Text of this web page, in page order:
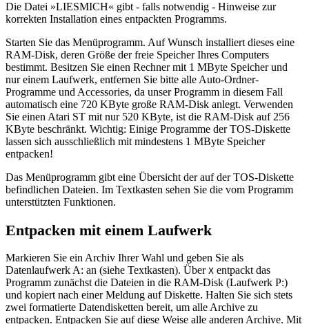
Die Datei »LIESMICH« gibt - falls notwendig - Hinweise zur
korrekten Installation eines entpackten Programms.
Starten Sie das Menüprogramm. Auf Wunsch installiert dieses eine
RAM-Disk, deren Größe der freie Speicher Ihres Computers
bestimmt. Besitzen Sie einen Rechner mit 1 MByte Speicher und
nur einem Laufwerk, entfernen Sie bitte alle Auto-Ordner-
Programme und Accessories, da unser Programm in diesem Fall
automatisch eine 720 KByte große RAM-Disk anlegt. Verwenden
Sie einen Atari ST mit nur 520 KByte, ist die RAM-Disk auf 256
KByte beschränkt. Wichtig: Einige Programme der TOS-Diskette
lassen sich ausschließlich mit mindestens 1 MByte Speicher
entpacken!
Das Menüprogramm gibt eine Übersicht der auf der TOS-Diskette
befindlichen Dateien. Im Textkasten sehen Sie die vom Programm
unterstützten Funktionen.
Entpacken mit einem Laufwerk
Markieren Sie ein Archiv Ihrer Wahl und geben Sie als
Datenlaufwerk A: an (siehe Textkasten). Über X entpackt das
Programm zunächst die Dateien in die RAM-Disk (Laufwerk P:)
und kopiert nach einer Meldung auf Diskette. Halten Sie sich stets
zwei formatierte Datendisketten bereit, um alle Archive zu
entpacken. Entpacken Sie auf diese Weise alle anderen Archive. Mit